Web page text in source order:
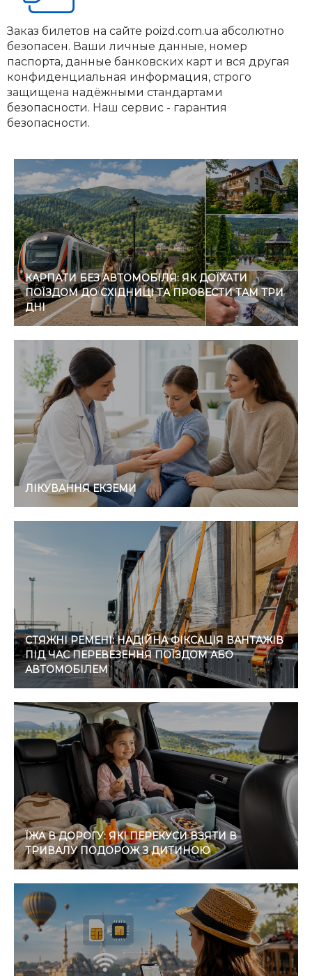
Заказ билетов на сайте poizd.com.ua абсолютно
безопасен. Ваши личные данные, номер
паспорта, данные банковских карт и вся другая
конфиденциальная информация, строго
защищена надёжными стандартами
безопасности. Наш сервис - гарантия
безопасности.
КАРПАТИ БЕЗ АВТОМОБІЛЯ: ЯК ДОЇХАТИ
ПОЇЗДОМ ДО СХІДНИЦІ ТА ПРОВЕСТИ ТАМ ТРИ
ДНІ
ЛІКУВАННЯ ЕКЗЕМИ
СТЯЖНІ РЕМЕНІ: НАДІЙНА ФІКСАЦІЯ ВАНТАЖІВ
ПІД ЧАС ПЕРЕВЕЗЕННЯ ПОЇЗДОМ АБО
АВТОМОБІЛЕМ
ЇЖА В ДОРОГУ: ЯКІ ПЕРЕКУСИ ВЗЯТИ В
ТРИВАЛУ ПОДОРОЖ З ДИТИНОЮ